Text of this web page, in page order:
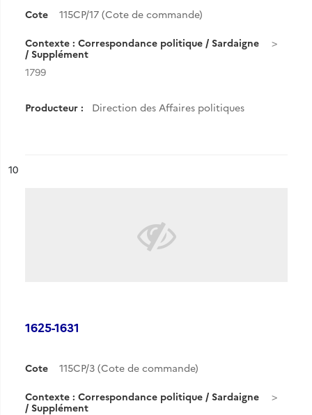
Cote 115CP/17 (Cote de commande)
Contexte : Correspondance politique / Sardaigne
/ Supplément
1799
Producteur : Direction des Affaires politiques
n°
10
1625-1631
Cote 115CP/3 (Cote de commande)
Contexte : Correspondance politique / Sardaigne
/ Supplément